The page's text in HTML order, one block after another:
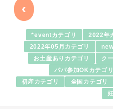
‹
*eventカテゴリ 2022年
2022年05月カテゴリ
お土産ありカテゴリ ク
パパ参加OKカテゴリ
初産カテゴリ 全国カテゴリ